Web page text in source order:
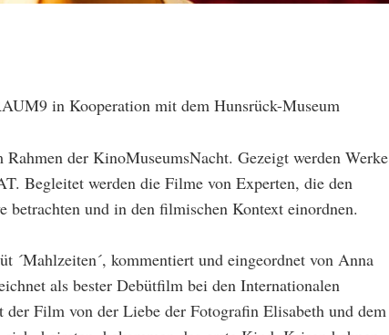
in Kooperation mit dem Hunsrück-Museum
der KinoMuseumsNacht. Gezeigt werden Werke
Begleitet werden die Filme von Experten, die den
betrachten und in den filmischen Kontext einordnen.
´Mahlzeiten´, kommentiert und eingeordnet von Anna
als bester Debütfilm bei den Internationalen
Film von der Liebe der Fotografin Elisabeth und dem